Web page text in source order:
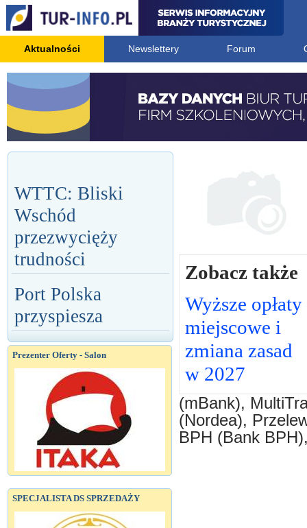
Aktualności Newslettery Forum
WTTC: Bliski
Wschód
przezwycięży
trudności
Port Polska
przyspiesza
Prezenter Oferty - Salon
SPECJALISTA DS SPRZEDAŻY
Zobacz także
Wyższe opłaty
miejscowe i
zmiana zasad
w 2027
(mBank),
(Nordea),
BPH (Bank